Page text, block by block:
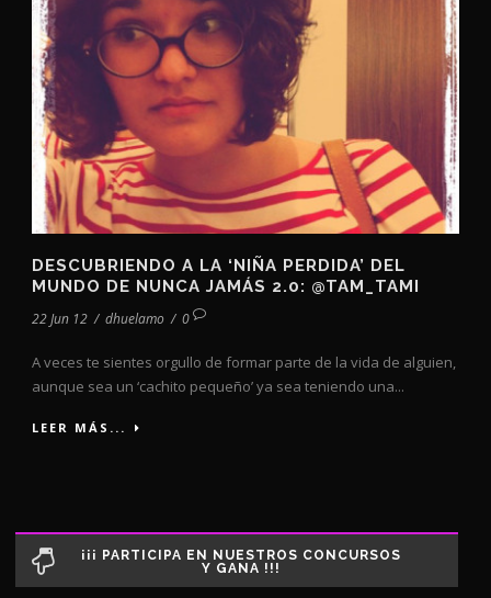
DESCUBRIENDO A LA ‘NIÑA PERDIDA’ DEL
MUNDO DE NUNCA JAMÁS 2.0: @TAM_TAMI
22 Jun 12 / dhuelamo / 0
A veces te sientes orgullo de formar parte de la vida de alguien,
aunque sea un ‘cachito pequeño’ ya sea teniendo una...
LEER MÁS...
¡¡¡ PARTICIPA EN NUESTROS CONCURSOS
Y GANA !!!